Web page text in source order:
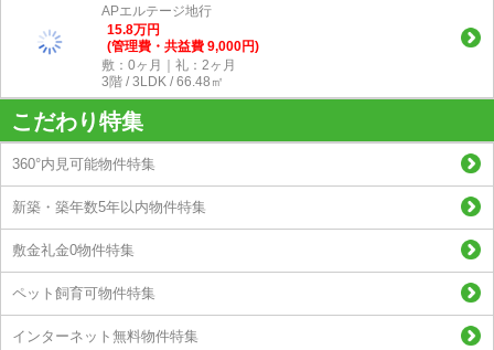
APエルテージ地行
15.8万円
(管理費・共益費 9,000円)
敷：0ヶ月｜礼：2ヶ月
3階 / 3LDK / 66.48㎡
こだわり特集
360°内見可能物件特集
新築・築年数5年以内物件特集
敷金礼金0物件特集
ペット飼育可物件特集
インターネット無料物件特集